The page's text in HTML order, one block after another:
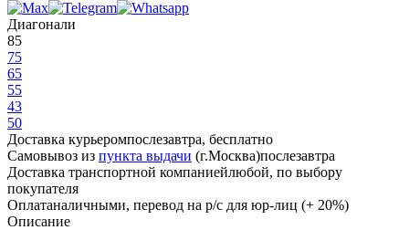
Диагонали
85
75
65
55
43
50
Доставка курьеромпослезавтра, бесплатно
Самовывоз из пункта выдачи (г.Москва)послезавтра
Доставка транспортной компаниейлюбой, по выбору
покупателя
Оплатаналичными, перевод на р/с для юр-лиц (+ 20%)
Описание